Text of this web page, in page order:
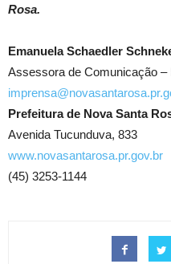
Rosa.
Emanuela Schaedler
Assessora de Comunicação –
Prefeitura de Nova Santa
Avenida Tucunduva, 833
www.novasantarosa.pr.gov.br
(45) 3253-1144